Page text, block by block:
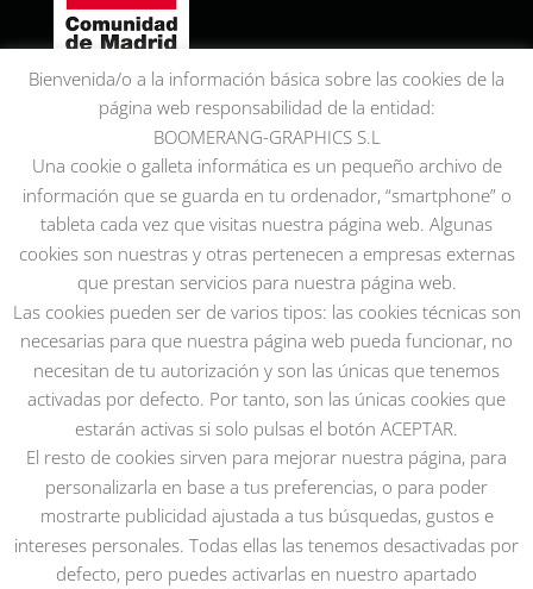
Bienvenida/o a la información básica sobre las cookies de la
página web responsabilidad de la entidad:
BOOMERANG-GRAPHICS S.L
Una cookie o galleta informática es un pequeño archivo de
información que se guarda en tu ordenador, “smartphone” o
tableta cada vez que visitas nuestra página web. Algunas
cookies son nuestras y otras pertenecen a empresas externas
que prestan servicios para nuestra página web.
Las cookies pueden ser de varios tipos: las cookies técnicas son
necesarias para que nuestra página web pueda funcionar, no
necesitan de tu autorización y son las únicas que tenemos
activadas por defecto. Por tanto, son las únicas cookies que
estarán activas si solo pulsas el botón ACEPTAR.
El resto de cookies sirven para mejorar nuestra página, para
personalizarla en base a tus preferencias, o para poder
mostrarte publicidad ajustada a tus búsquedas, gustos e
intereses personales. Todas ellas las tenemos desactivadas por
defecto, pero puedes activarlas en nuestro apartado